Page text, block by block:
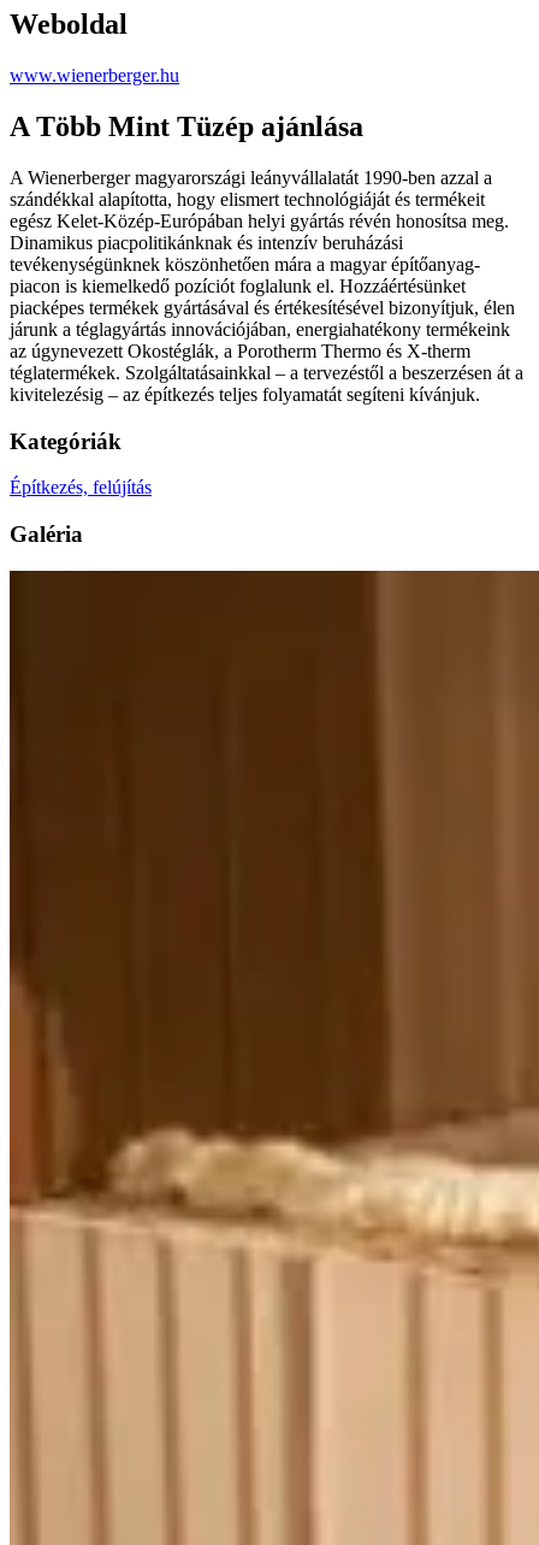
Weboldal
www.wienerberger.hu
A Több Mint Tüzép ajánlása
A Wienerberger magyarországi leányvállalatát 1990-ben azzal a
szándékkal alapította, hogy elismert technológiáját és termékeit
egész Kelet-Közép-Európában helyi gyártás révén honosítsa meg.
Dinamikus piacpolitikánknak és intenzív beruházási
tevékenységünknek köszönhetően mára a magyar építőanyag-
piacon is kiemelkedő pozíciót foglalunk el. Hozzáértésünket
piacképes termékek gyártásával és értékesítésével bizonyítjuk, élen
járunk a téglagyártás innovációjában, energiahatékony termékeink
az úgynevezett Okostéglák, a Porotherm Thermo és X-therm
téglatermékek. Szolgáltatásainkkal – a tervezéstől a beszerzésen át a
kivitelezésig – az építkezés teljes folyamatát segíteni kívánjuk.
Kategóriák
Építkezés, felújítás
Galéria